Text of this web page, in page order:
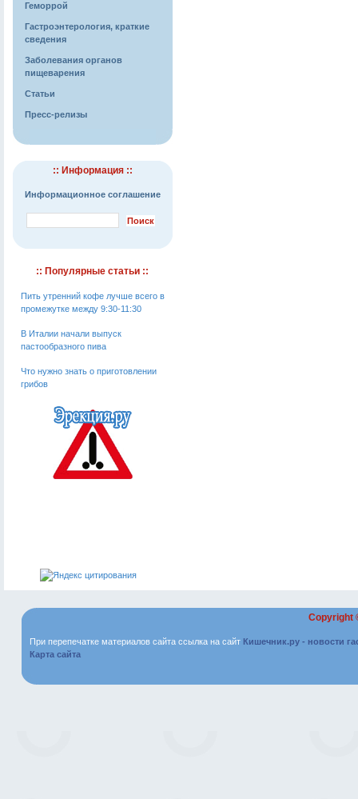
Геморрой
Гастроэнтерология, краткие
сведения
Заболевания органов
пищеварения
Статьи
Пресс-релизы
:: Информация ::
Информационное соглашение
:: Популярные статьи ::
Пить утренний кофе лучше всего в
промежутке между 9:30-11:30
В Италии начали выпуск
пастообразного пива
Что нужно знать о приготовлении
грибов
Copyright
При перепечатке материалов сайта ссылка на сайт Кишечник.ру - новости
Карта сайта